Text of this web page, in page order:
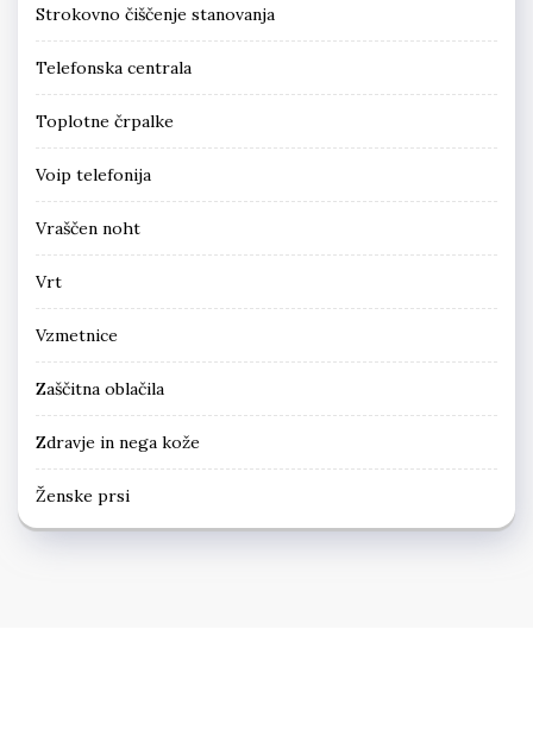
Strokovno čiščenje stanovanja
Telefonska centrala
Toplotne črpalke
Voip telefonija
Vraščen noht
Vrt
Vzmetnice
Zaščitna oblačila
Zdravje in nega kože
Ženske prsi